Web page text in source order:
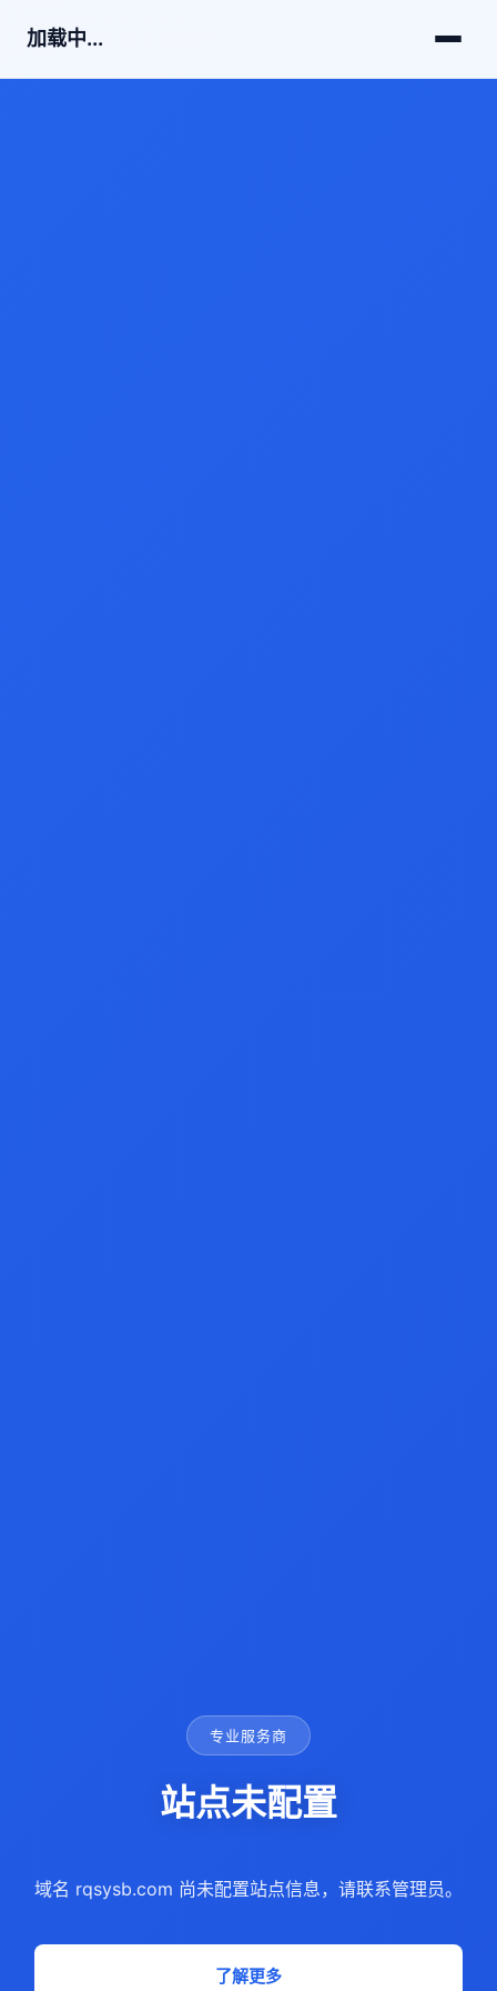
加载中...
专业服务商
站点未配置
域名 rqsysb.com 尚未配置站点信息，请联系管理员。
了解更多